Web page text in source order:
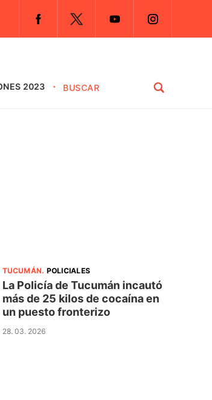
2023
TUCUMÁN. POLICIALES
La Policía de Tucumán incautó
más de 25 kilos de cocaína en
un puesto fronterizo
28. 03. 2026